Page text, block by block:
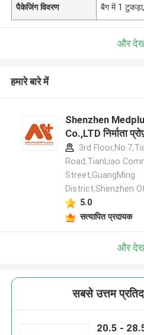
पैकेजिंग विवरण बैग में 1 टुकड़ा,
और
हमारे बारे में
Shenzhen
Co.,LTD निर्माता
3rd
Road,TianLiao
Street,GuangMing
District,Shenzhen
5.0
सत्यापित प्रदायक
और
सबसे उत्तम
20.5 - 28.5